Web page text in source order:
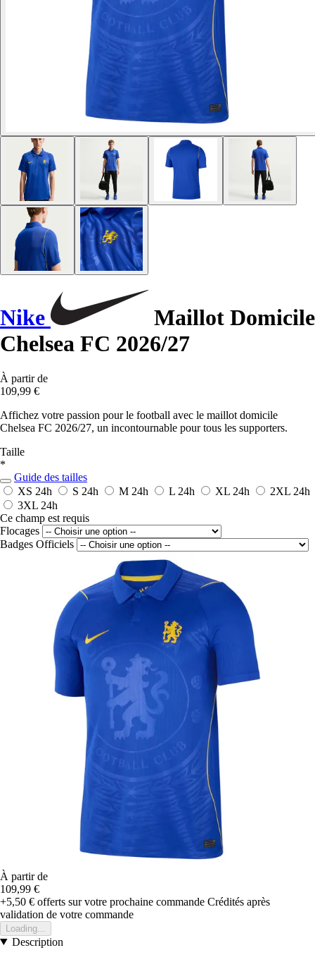
Nike
Maillot Domicile
Chelsea FC 2026/27
À partir de
109,99 €
Affichez votre passion pour le football avec le maillot domicile
Chelsea FC 2026/27, un incontournable pour tous les supporters.
Taille
*
Guide des tailles
XS 24h S 24h M 24h L 24h XL 24h 2XL 24h
3XL 24h
Ce champ est requis
Flocages
Badges Officiels
À partir de
109,99 €
+5,50 € offerts sur votre prochaine commande Crédités après
validation de votre commande
Loading...
Description